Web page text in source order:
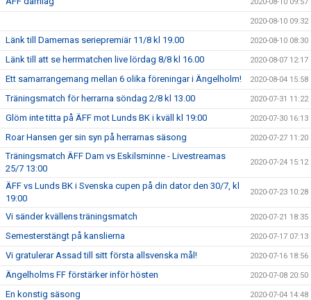
2020-08-10 09:32
Länk till Damernas seriepremiär 11/8 kl 19.00 2020-08-10 08:30
Länk till att se herrmatchen live lördag 8/8 kl 16.00 2020-08-07 12:17
Ett samarrangemang mellan 6 olika föreningar i Ängelholm! 2020-08-04 15:58
Träningsmatch för herrarna söndag 2/8 kl 13.00 2020-07-31 11:22
Glöm inte titta på ÄFF mot Lunds BK i kväll kl 19:00 2020-07-30 16:13
Roar Hansen ger sin syn på herrarnas säsong 2020-07-27 11:20
Träningsmatch ÄFF Dam vs Eskilsminne - Livestreamas
25/7 13:00
2020-07-24 15:12
ÄFF vs Lunds BK i Svenska cupen på din dator den 30/7, kl
19:00
2020-07-23 10:28
Vi sänder kvällens träningsmatch 2020-07-21 18:35
Semesterstängt på kanslierna 2020-07-17 07:13
Vi gratulerar Assad till sitt första allsvenska mål! 2020-07-16 18:56
Ängelholms FF förstärker inför hösten 2020-07-08 20:50
En konstig säsong 2020-07-04 14:48